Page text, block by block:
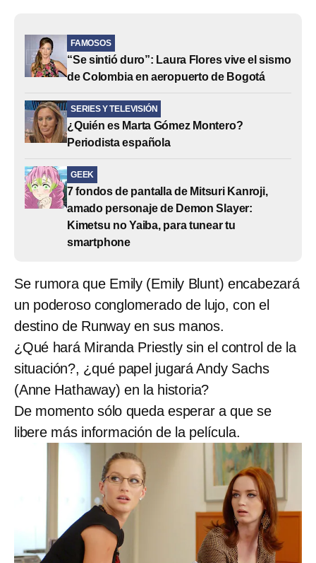
FAMOSOS
“Se sintió duro”: Laura Flores vive el sismo
de Colombia en aeropuerto de Bogotá
SERIES Y TELEVISIÓN
¿Quién es Marta Gómez Montero?
Periodista española
GEEK
7 fondos de pantalla de Mitsuri Kanroji,
amado personaje de Demon Slayer:
Kimetsu no Yaiba, para tunear tu
smartphone
Se rumora que Emily (Emily Blunt) encabezará
un poderoso conglomerado de lujo, con el
destino de Runway en sus manos.
¿Qué hará Miranda Priestly sin el control de la
situación?, ¿qué papel jugará Andy Sachs
(Anne Hathaway) en la historia?
De momento sólo queda esperar a que se
libere más información de la película.